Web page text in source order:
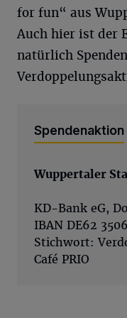
for fun“ aus
Auch hier ist der
natürlich
Spendenaktion
Wuppertaler
KD-Bank eG,
IBAN DE62
Stichwort:
Café PRIO